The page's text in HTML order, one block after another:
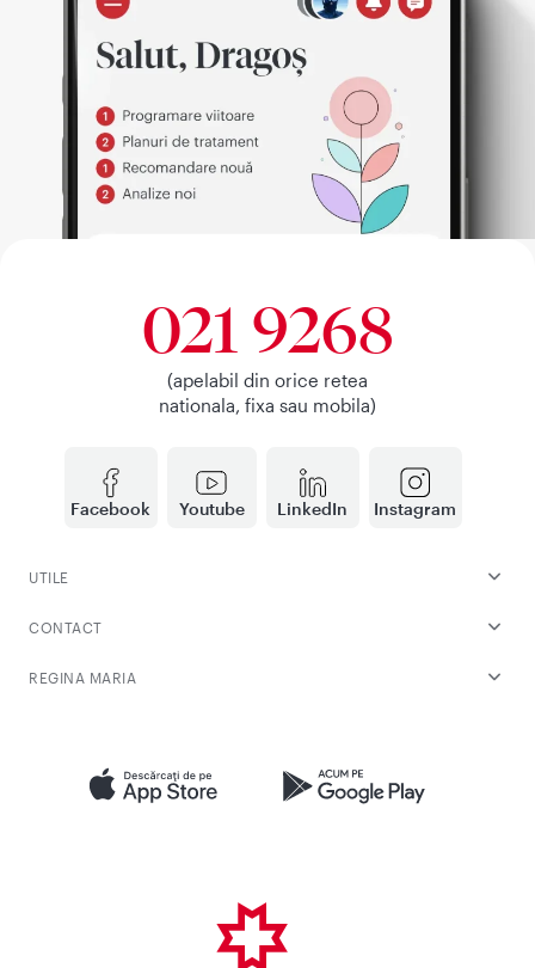
Facebook Youtube LinkedIn Instagram
021 9268
(apelabil din orice retea
nationala, fixa sau mobila)
UTILE
CONTACT
REGINA MARIA